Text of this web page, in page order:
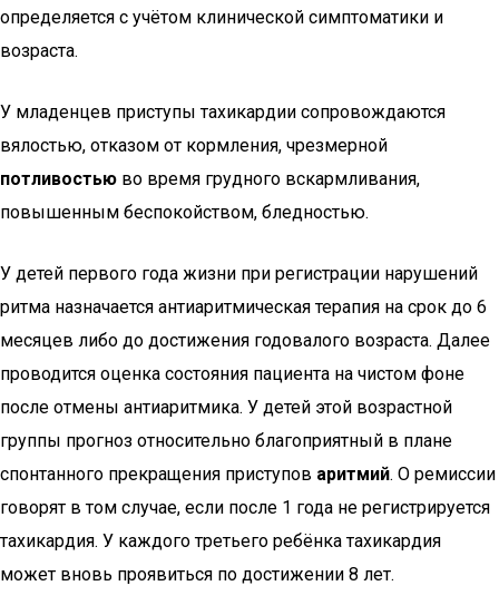
определяется с учётом клинической симптоматики и
возраста.
У младенцев приступы тахикардии сопровождаются
вялостью, отказом от кормления, чрезмерной
потливостью во время грудного вскармливания,
повышенным беспокойством, бледностью.
У детей первого года жизни при регистрации нарушений
ритма назначается антиаритмическая терапия на срок до 6
месяцев либо до достижения годовалого возраста. Далее
проводится оценка состояния пациента на чистом фоне
после отмены антиаритмика. У детей этой возрастной
группы прогноз относительно благоприятный в плане
спонтанного прекращения приступов аритмий. О ремиссии
говорят в том случае, если после 1 года не регистрируется
тахикардия. У каждого третьего ребёнка тахикардия
может вновь проявиться по достижении 8 лет.